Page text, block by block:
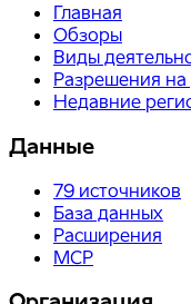
Главная
Обзоры
Виды
Разрешения на
Недавние
Данные
79 источников
База данных
Расширения
MCP